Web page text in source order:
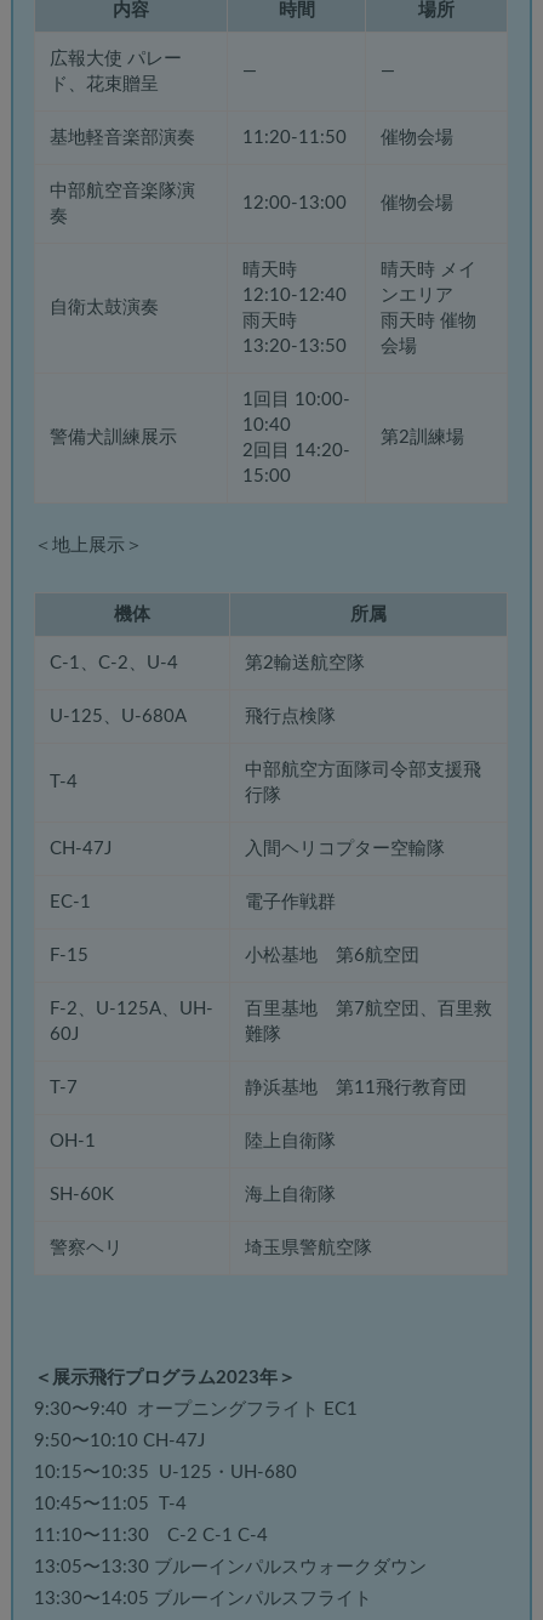
内容 時間 場所
広報大使 パレー
ド、花束贈呈
— —
基地軽音楽部演奏 11:20-11:50 催物会場
中部航空音楽隊演
奏
12:00-13:00 催物会場
自衛太鼓演奏
晴天時
12:10-12:40
雨天時
13:20-13:50
晴天時 メイ
ンエリア
雨天時 催物
会場
警備犬訓練展示
1回目 10:00-
10:40
2回目 14:20-
15:00
第2訓練場
＜地上展示＞
機体 所属
C-1、C-2、U-4 第2輸送航空隊
U-125、U-680A 飛行点検隊
T-4
中部航空方面隊司令部支援飛
行隊
CH-47J 入間ヘリコプター空輸隊
EC-1 電子作戦群
F-15 小松基地 第6航空団
F-2、U-125A、UH-
60J
百里基地 第7航空団、百里救
難隊
T-7 静浜基地 第11飛行教育団
OH-1 陸上自衛隊
SH-60K 海上自衛隊
警察ヘリ 埼玉県警航空隊
＜展示飛行プログラム2023年＞
9:30〜9:40 オープニングフライト EC1
9:50〜10:10 CH-47J
10:15〜10:35 U-125・UH-680
10:45〜11:05 T-4
11:10〜11:30 C-2 C-1 C-4
13:05〜13:30 ブルーインパルスウォークダウン
13:30〜14:05 ブルーインパルスフライト